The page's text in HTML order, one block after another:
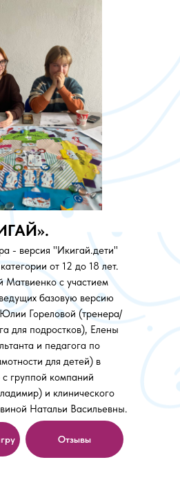
- версия "Икигай.дети"
от 12 до 18 лет.
Матвиенко с участием
базовую версию
Гореловой (тренера/
для подростков), Елены
и педагога по
для детей) в
с группой компаний
и клинического
Натальи Васильевны.
Отзывы